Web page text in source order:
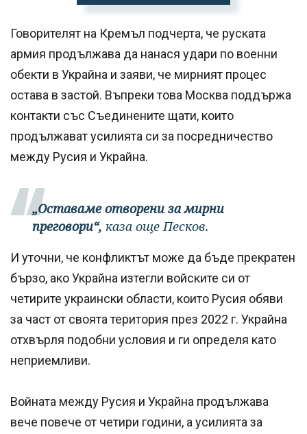
Говорителят на Кремъл подчерта, че руската
армия продължава да нанася удари по военни
обекти в Украйна и заяви, че мирният процес
остава в застой. Въпреки това Москва поддържа
контакти със Съединените щати, които
продължават усилията си за посредничество
между Русия и Украйна.
„Оставаме отворени за мирни
преговори“, каза още Песков.
И уточни, че конфликтът може да бъде прекратен
бързо, ако Украйна изтегли войските си от
четирите украински области, които Русия обяви
за част от своята територия през 2022 г. Украйна
отхвърля подобни условия и ги определя като
неприемливи.
Войната между Русия и Украйна продължава
вече повече от четири години, а усилията за